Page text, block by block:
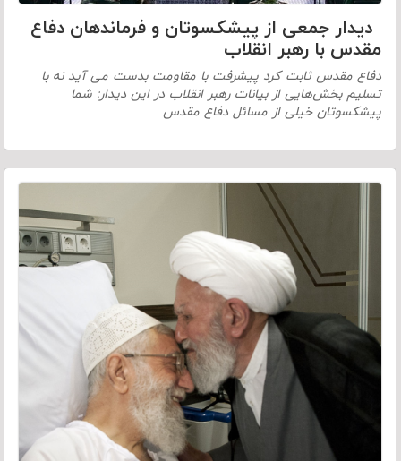
دیدار جمعی از پیشکسوتان و فرماندهان دفاع
مقدس با رهبر انقلاب
دفاع مقدس ثابت کرد پیشرفت با مقاومت بدست می آید نه با
تسلیم بخش‌هایی از بیانات رهبر انقلاب در این دیدار: شما
پیشکسوتان خیلی از مسائل دفاع مقدس…